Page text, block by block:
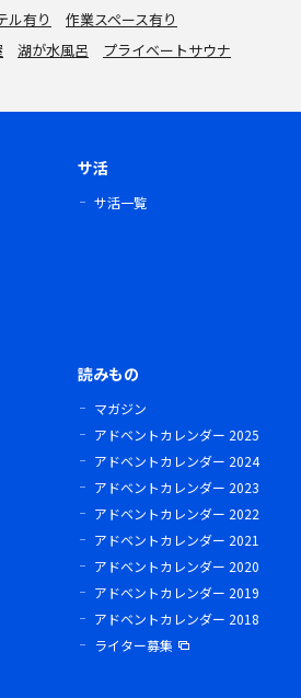
ル有り
作業スペース有り
湖が水風呂 プライベートサウナ
サ活
サ活一覧
読みもの
マガジン
アドベントカレンダー 2025
アドベントカレンダー 2024
アドベントカレンダー 2023
アドベントカレンダー 2022
アドベントカレンダー 2021
アドベントカレンダー 2020
アドベントカレンダー 2019
アドベントカレンダー 2018
ライター募集